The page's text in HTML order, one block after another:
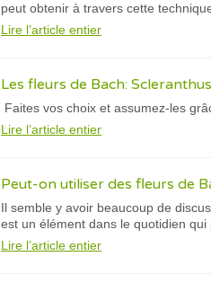
peut obtenir à travers cette
Lire l’article entier
Les fleurs de Bach: Scleranthus
Faites vos choix et assumez-les
Lire l’article entier
Peut-on utiliser des fleurs de
Il semble y avoir beaucoup de
est un élément dans le quotidien
Lire l’article entier